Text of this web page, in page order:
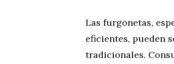
Las furgonetas,
eficientes, pueden
tradicionales.